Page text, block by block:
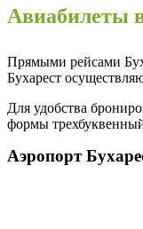
Авиабилеты
Прямыми рейсами
Бухарест
Для удобства
формы
Аэропорт